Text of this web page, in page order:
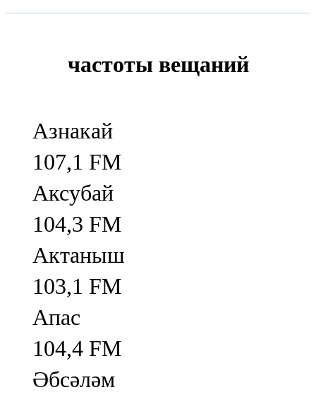
частоты вещаний
Азнакай
107,1 FM
Аксубай
104,3 FM
Актаныш
103,1 FM
Апас
104,4 FM
Әбсәләм